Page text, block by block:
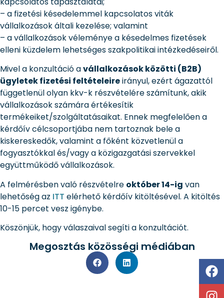
– a fizetési késedelemmel kapcsolatos viták
vállalkozások általi kezelése; valamint
– a vállalkozások véleménye a késedelmes fizetések
elleni küzdelem lehetséges szakpolitikai intézkedéseiről.
Mivel a konzultáció avállalkozások közötti (B2B)
ügyletek fizetési feltételeireirányul, ezért ágazattól
függetlenül olyan kkv-k részvételére számítunk, akik
vállalkozások számára értékesítik
termékeiket/szolgáltatásaikat. Ennek megfelelően a
kérdőív célcsoportjába nem tartoznak bele a
kiskereskedők, valamint a főként közvetlenül a
fogyasztókkal és/vagy a közigazgatási szervekkel
együttműködő vállalkozások.
A felmérésben való részvételre október 14-ig van
lehetőség az ITT elérhető kérdőív kitöltésével. A kitöltés
10-15 percet vesz igénybe.
Köszönjük, hogy válaszaival segíti a konzultációt.
Megosztás közösségi médiában